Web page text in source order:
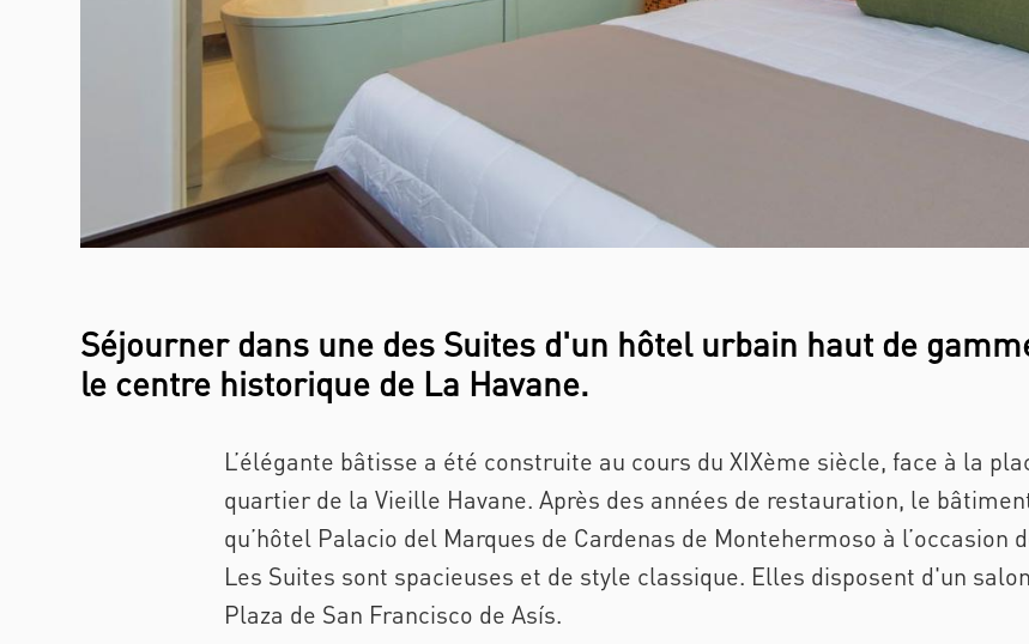
Séjourner dans une des Suites d'un hôtel urbain haut de
le centre historique de La Havane.
L’élégante bâtisse a été construite au cours du XIXème siècle, face à la
quartier de la Vieille Havane. Après des années de restauration, le
qu’hôtel Palacio del Marques de Cardenas de Montehermoso à l’occasion
Les Suites sont spacieuses et de style classique. Elles disposent d'un
Plaza de San Francisco de Asís.